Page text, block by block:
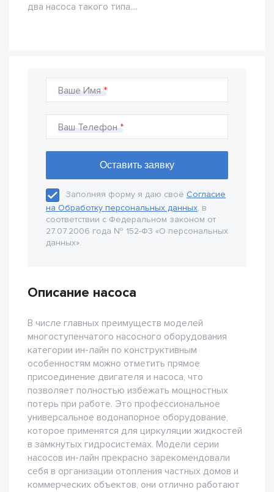
два насоса такого типа....
Ваше Имя
Ваш Телефон
Заполняя форму я даю своё Согласие
на Обработку персональных данных, в
соответствии с Федеральном законом от
27.07.2006 года № 152-Ф3 «О персональных
данных».
Описание насоса
В числе главных преимуществ моделей
многоступенчатого насосного оборудования
категории ин-лайн по конструктивным
особенностям можно отметить прямое
присоединение двигателя и насоса, что
позволяет полностью избежать мощностных
потерь при работе. Это профессиональное
универсальное водонапорное оборудование,
которое применятся для циркуляции жидкостей
в замкнутых гидросистемах. Модели серии
насосов ин-лайн прекрасно зарекомендовали
себя в организации отопления частных домов и
коммерческих объектов, они отлично работают